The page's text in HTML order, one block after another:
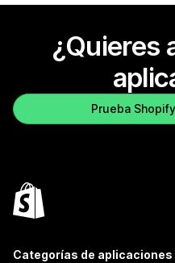
¿Quieres
Prueba
Categorías de aplicaciones